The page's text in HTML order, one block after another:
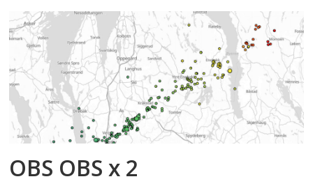
OBS OBS x 2